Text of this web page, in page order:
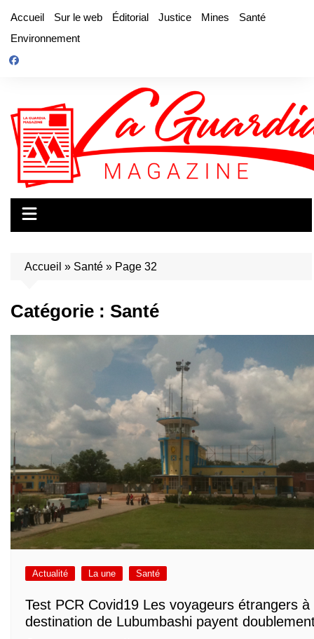
contenu
Accueil Sur le web Éditorial Justice Mines
Santé
Environnement
Accueil » Santé » Page 32
Catégorie : Santé
Actualité La une Santé
Test PCR Covid19 Les voyageurs étrangers à
destination de Lubumbashi payent